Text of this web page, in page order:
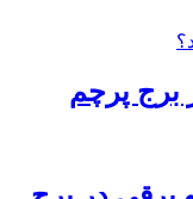
برج پرچم